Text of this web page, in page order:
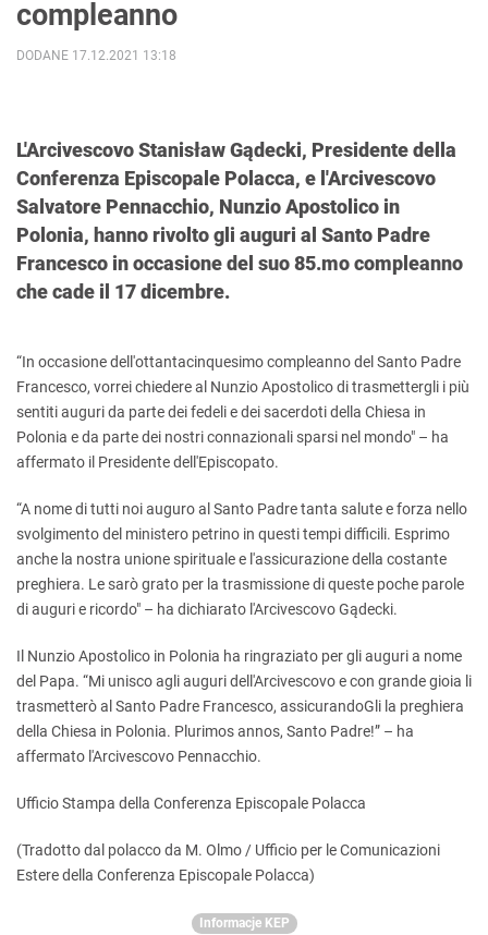
compleanno
L'Arcivescovo Stanisław Gądecki, Presidente della
Conferenza Episcopale Polacca, e l'Arcivescovo
Salvatore Pennacchio, Nunzio Apostolico in
Polonia, hanno rivolto gli auguri al Santo Padre
Francesco in occasione del suo 85.mo compleanno
che cade il 17 dicembre.
DODANE 17.12.2021 13:18
“In occasione dell'ottantacinquesimo compleanno del Santo Padre
Francesco, vorrei chiedere al Nunzio Apostolico di trasmettergli i più
sentiti auguri da parte dei fedeli e dei sacerdoti della Chiesa in
Polonia e da parte dei nostri connazionali sparsi nel mondo" – ha
affermato il Presidente dell'Episcopato.
“A nome di tutti noi auguro al Santo Padre tanta salute e forza nello
svolgimento del ministero petrino in questi tempi difficili. Esprimo
anche la nostra unione spirituale e l'assicurazione della costante
preghiera. Le sarò grato per la trasmissione di queste poche parole
di auguri e ricordo" – ha dichiarato l'Arcivescovo Gądecki.
Il Nunzio Apostolico in Polonia ha ringraziato per gli auguri a nome
del Papa. “Mi unisco agli auguri dell'Arcivescovo e con grande gioia li
trasmetterò al Santo Padre Francesco, assicurandoGli la preghiera
della Chiesa in Polonia. Plurimos annos, Santo Padre!” – ha
affermato l'Arcivescovo Pennacchio.
Ufficio Stampa della Conferenza Episcopale Polacca
(Tradotto dal polacco da M. Olmo / Ufficio per le Comunicazioni
Estere della Conferenza Episcopale Polacca)
Informacje KEP